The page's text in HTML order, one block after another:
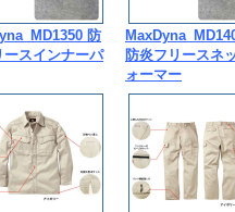
防
ースインナーパ
防炎フリースネ
ォーマー